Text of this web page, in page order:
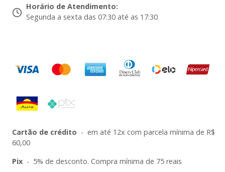
Horário de Atendimento:
Segunda a sexta das 07:30 até as 17:30
Cartão de crédito - em até 12x com parcela mínima de R$
60,00
Pix - 5% de desconto. Compra mínima de 75 reais